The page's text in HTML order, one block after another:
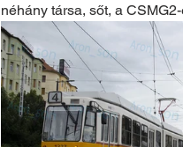
néhány társa, sőt, a